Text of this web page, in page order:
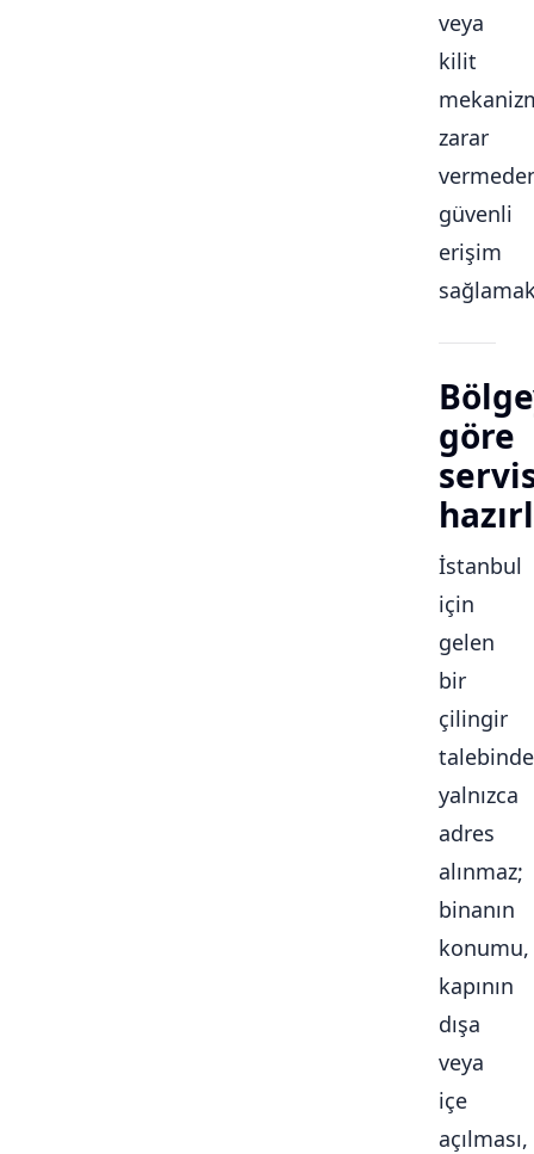
veya
kilit
zarar
güvenli
erişim
göre
İstanbul
için
gelen
bir
çilingir
talebinde
yalnızca
adres
alınmaz;
binanın
konumu,
kapının
dışa
veya
içe
açılması,